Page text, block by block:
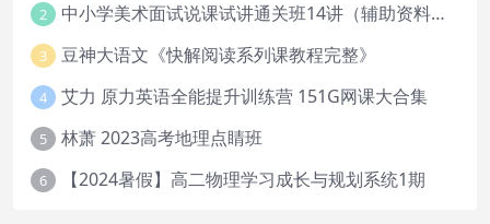
2 中小学美术面试说课试讲通关班14讲（辅助资料第一套）
3 豆神大语文《快解阅读系列课教程完整》
4 艾力 原力英语全能提升训练营 151G网课大合集
5 林萧 2023高考地理点睛班
6 【2024暑假】高二物理学习成长与规划系统1期